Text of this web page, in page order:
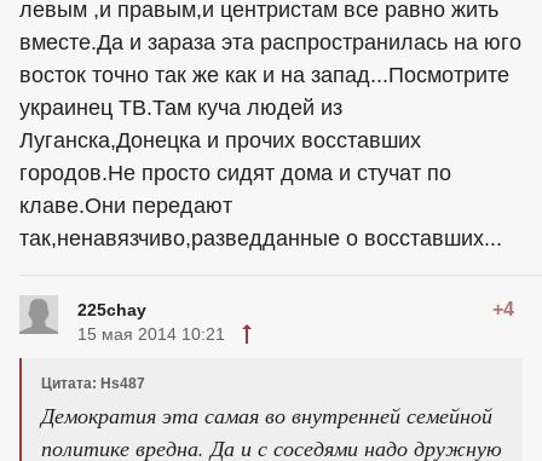
левым ,и правым,и центристам все равно жить
вместе.Да и зараза эта распространилась на юго
восток точно так же как и на запад...Посмотрите
украинец ТВ.Там куча людей из
Луганска,Донецка и прочих восставших
городов.Не просто сидят дома и стучат по
клаве.Они передают
так,ненавязчиво,разведданные о восставших...
225chay +4
15 мая 2014 10:21
Цитата: Hs487
Демократия эта самая во внутренней семейной
политике вредна. Да и с соседями надо дружную